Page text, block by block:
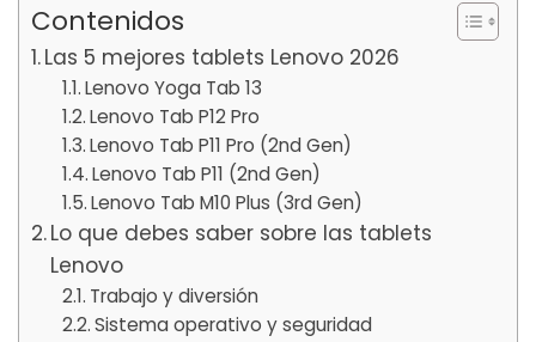
Contenidos
Las 5 mejores tablets Lenovo 2026
Lenovo Yoga Tab 13
Lenovo Tab P12 Pro
Lenovo Tab P11 Pro (2nd Gen)
Lenovo Tab P11 (2nd Gen)
Lenovo Tab M10 Plus (3rd Gen)
Lo que debes saber sobre las tablets
Lenovo
Trabajo y diversión
Sistema operativo y seguridad